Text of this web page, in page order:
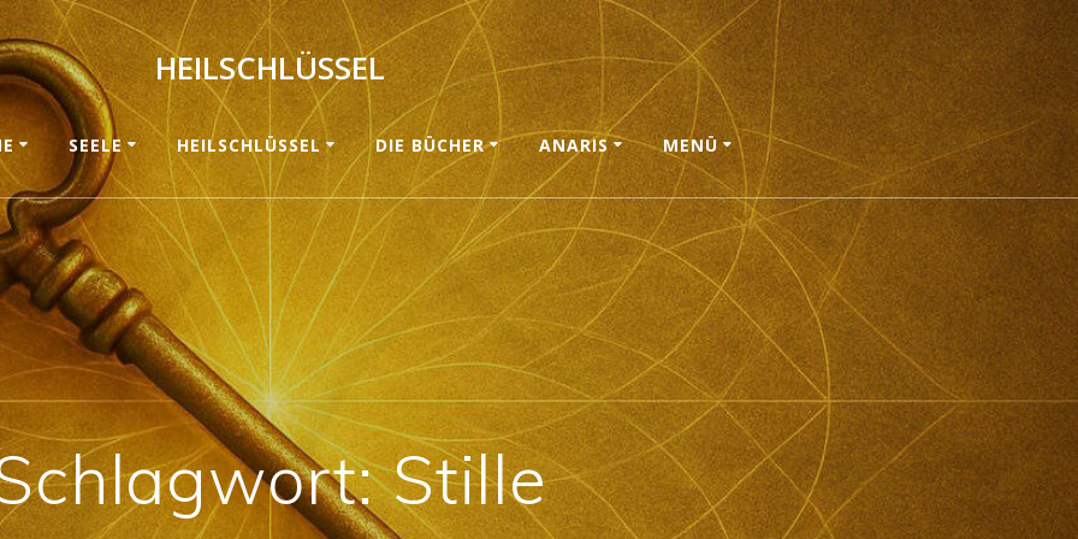
HEILSCHLÜSSEL
SEELE HEILSCHLÜSSEL DIE BÜCHER ANARIS MENÜ
Stille